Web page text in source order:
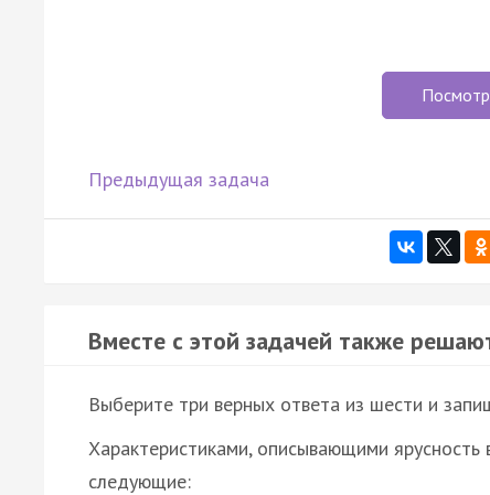
Предыдущая задача
Вместе с этой задачей также
Выберите три верных ответа из шести и
Характеристиками, описывающими
следующие: